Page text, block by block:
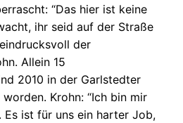
“Das hier ist keine
ihr seid auf der Straße
der
Allein 15
2010 in der Garlstedter
Krohn: “Ich bin mir
Es ist für uns ein harter Job,